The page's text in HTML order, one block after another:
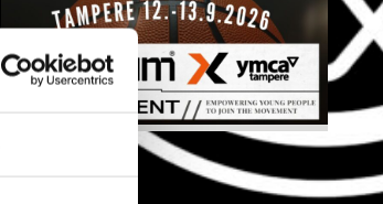
Alueet 28.07.2026 16:04